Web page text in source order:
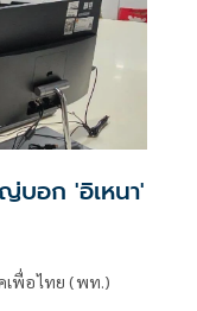
บอก 'อิเหนา'
เพื่อไทย (พท.)